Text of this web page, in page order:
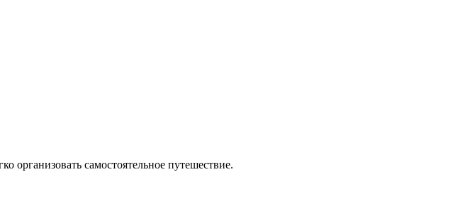
организовать самостоятельное путешествие.